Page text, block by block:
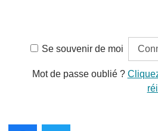
Se souvenir de moi
Mot de passe oublié ?